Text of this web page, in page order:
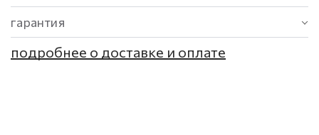
гарантия
подробнее о доставке и оплате